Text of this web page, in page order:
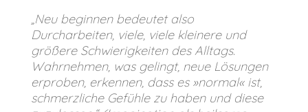
„Neu beginnen bedeutet also
Durcharbeiten, viele, viele kleinere und
größere Schwierigkeiten des Alltags.
Wahrnehmen, was gelingt, neue Lösungen
erproben, erkennen, dass es »normal«ist,
schmerzliche Gefühle zu haben und diese